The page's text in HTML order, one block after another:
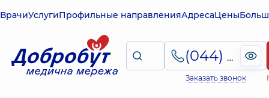
ВрачиУслугиПрофильные направленияАдресаЦены
(044) 495-2-888
Заказать звонок